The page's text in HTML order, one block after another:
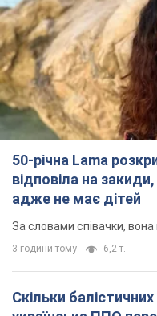
відповіла на
адже не має дітей
За словами співачки, вона
3 години тому 6,2 т.
Скільки
українська ППО
Міноборони
Українська ППО
Ауріка Ротару через
свою пенсію, на яку